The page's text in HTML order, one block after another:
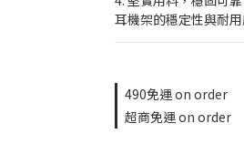
耳機架的穩定性與耐
490免運 on order
超商免運 on order